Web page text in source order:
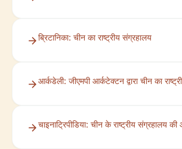
ब्रिटानिका: चीन का राष्ट्रीय संग्रहालय
आर्कडेली: जीएमपी आर्कटेक्टन द्वारा चीन का
चाइनाट्रिपीडिया: चीन के राष्ट्रीय संग्रहालय